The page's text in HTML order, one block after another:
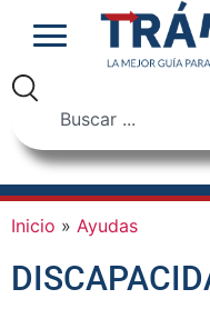
Inicio » Ayudas